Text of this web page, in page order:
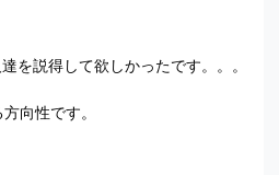
を説得して欲しかったです。。。
向性です。